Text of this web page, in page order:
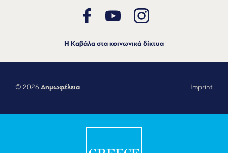
Η Καβάλα στα κοινωνικά δίκτυα
© 2026 Δημωφέλεια Imprint